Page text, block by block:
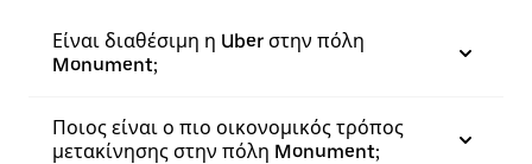
Είναι διαθέσιμη η Uber στην πόλη
Monument;
Ποιος είναι ο πιο οικονομικός τρόπος
μετακίνησης στην πόλη Monument;